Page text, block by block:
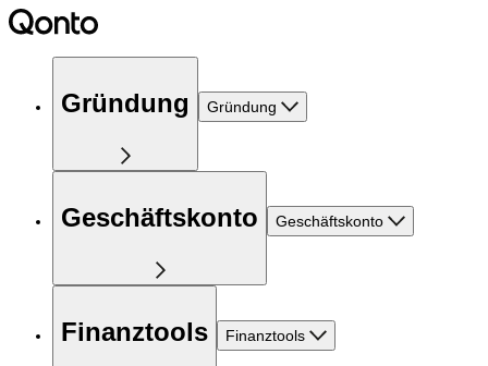
Gründung Gründung
Geschäftskonto Geschäftskonto
Finanztools Finanztools